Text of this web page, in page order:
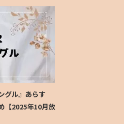
グル』あらす
【2025年10月放